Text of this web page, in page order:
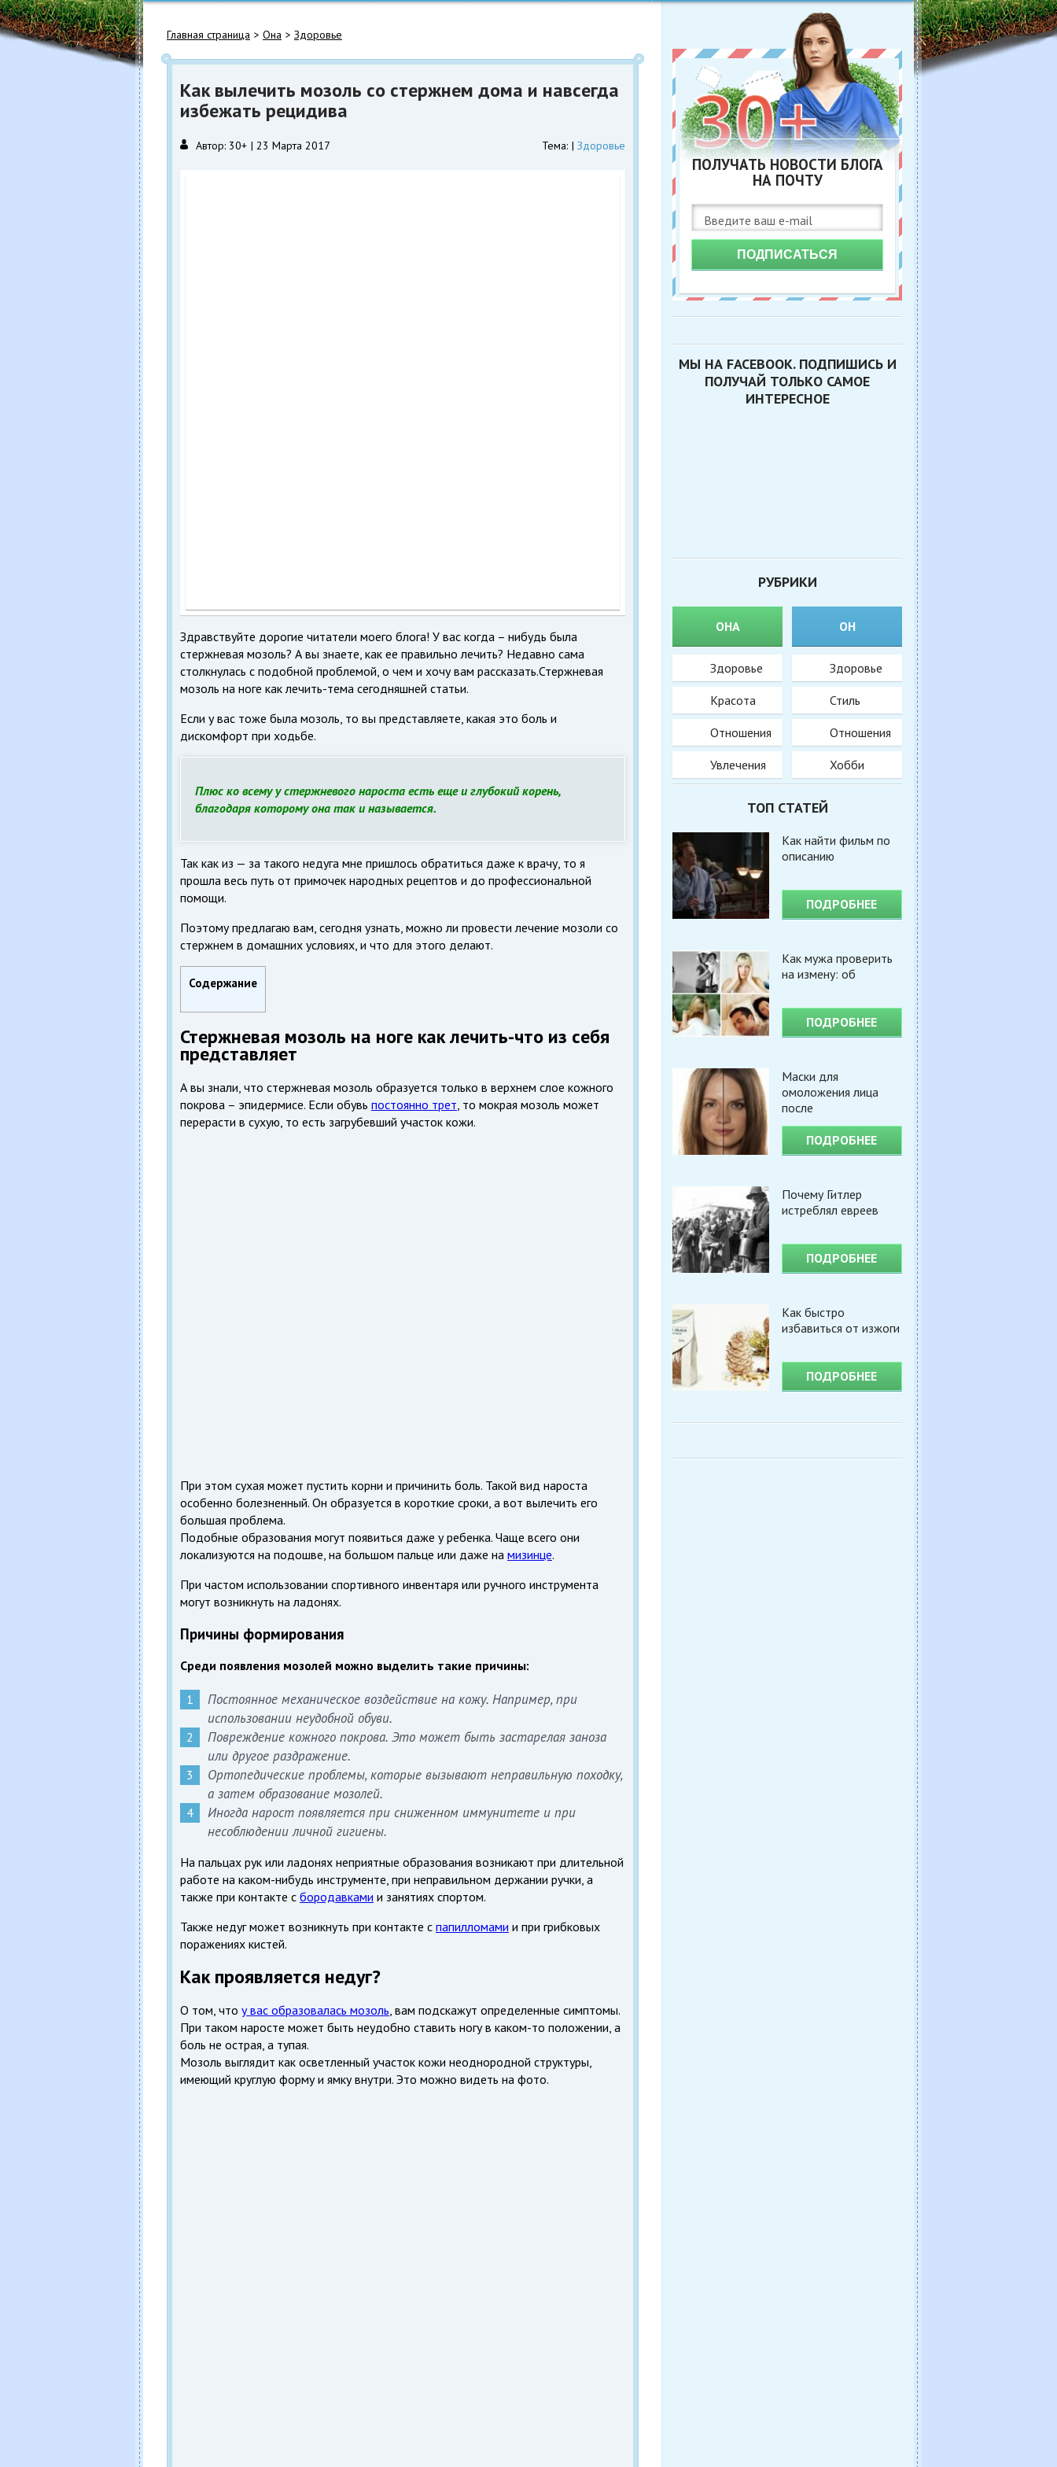
Главная страница Она Здоровье
Как вылечить мозоль со стержнем дома и навсегда
избежать рецидива
Автор: 30+ 23 Марта 2017 Тема: Здоровье
Здравствуйте дорогие читатели моего блога! У вас когда – нибудь была
стержневая мозоль? А вы знаете, как ее правильно лечить? Недавно сама
столкнулась с подобной проблемой, о чем и хочу вам рассказать.Стержневая
мозоль на ноге как лечить-тема сегодняшней статьи.
Если у вас тоже была мозоль, то вы представляете, какая это боль и
дискомфорт при ходьбе.
Плюс ко всему у стержневого нароста есть еще и глубокий корень,
благодаря которому она так и называется.
Так как из — за такого недуга мне пришлось обратиться даже к врачу, то я
прошла весь путь от примочек народных рецептов и до профессиональной
помощи.
Поэтому предлагаю вам, сегодня узнать, можно ли провести лечение мозоли со
стержнем в домашних условиях, и что для этого делают.
Содержание
Стержневая мозоль на ноге как лечить-что из себя
представляет
А вы знали, что стержневая мозоль образуется только в верхнем слое кожного
покрова – эпидермисе. Если обувь постоянно трет , то мокрая мозоль может
перерасти в сухую, то есть загрубевший участок кожи.
При этом сухая может пустить корни и причинить боль. Такой вид нароста
особенно болезненный. Он образуется в короткие сроки, а вот вылечить его
большая проблема.
Подобные образования могут появиться даже у ребенка. Чаще всего они
локализуются на подошве, на большом пальце или даже на мизинце.
При частом использовании спортивного инвентаря или ручного инструмента
могут возникнуть на ладонях.
Причины формирования
Среди появления мозолей можно выделить такие причины:
Постоянное механическое воздействие на кожу. Например, при
использовании неудобной обуви.
Повреждение кожного покрова. Это может быть застарелая заноза
или другое раздражение.
Ортопедические проблемы, которые вызывают неправильную походку,
а затем образование мозолей.
Иногда нарост появляется при сниженном иммунитете и при
несоблюдении личной гигиены.
На пальцах рук или ладонях неприятные образования возникают при длительной
работе на каком-нибудь инструменте, при неправильном держании ручки, а
также при контакте с бородавками и занятиях спортом.
Также недуг может возникнуть при контакте с папилломами и при грибковых
поражениях кистей.
Как проявляется недуг?
О том, что у вас образовалась мозоль, вам подскажут определенные симптомы.
При таком наросте может быть неудобно ставить ногу в каком-то положении, а
боль не острая, а тупая.
Мозоль выглядит как осветленный участок кожи неоднородной структуры,
имеющий круглую форму и ямку внутри. Это можно видеть на фото.
ПОЛУЧАТЬ НОВОСТИ БЛОГА
НА ПОЧТУ
ПОДПИСАТЬСЯ
МЫ НА FACEBOOK. ПОДПИШИСЬ И
ПОЛУЧАЙ ТОЛЬКО САМОЕ
ИНТЕРЕСНОЕ
РУБРИКИ
ОНА
Здоровье
Красота
Отношения
Увлечения
ОН
Здоровье
Стиль
Отношения
Хобби
ТОП СТАТЕЙ
Как найти фильм по
описанию
ПОДРОБНЕЕ
Как мужа проверить
на измену: об
ПОДРОБНЕЕ
Маски для
омоложения лица
после
ПОДРОБНЕЕ
Почему Гитлер
истреблял евреев
ПОДРОБНЕЕ
Как быстро
избавиться от изжоги
ПОДРОБНЕЕ